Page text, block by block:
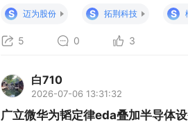
关： 是国内最早实现产业化W2W混
S 迈为股份 S 拓荆科技 S
5 0 3
白710
2026-07-06 13:31:32
广立微华为韬定律eda叠加半导体